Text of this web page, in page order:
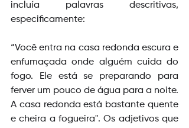
incluía palavras descritivas,
especificamente:
“Você entra na casa redonda escura e
enfumaçada onde alguém cuida do
fogo. Ele está se preparando para
ferver um pouco de água para a noite.
A casa redonda está bastante quente
e cheira a fogueira". Os adjetivos que